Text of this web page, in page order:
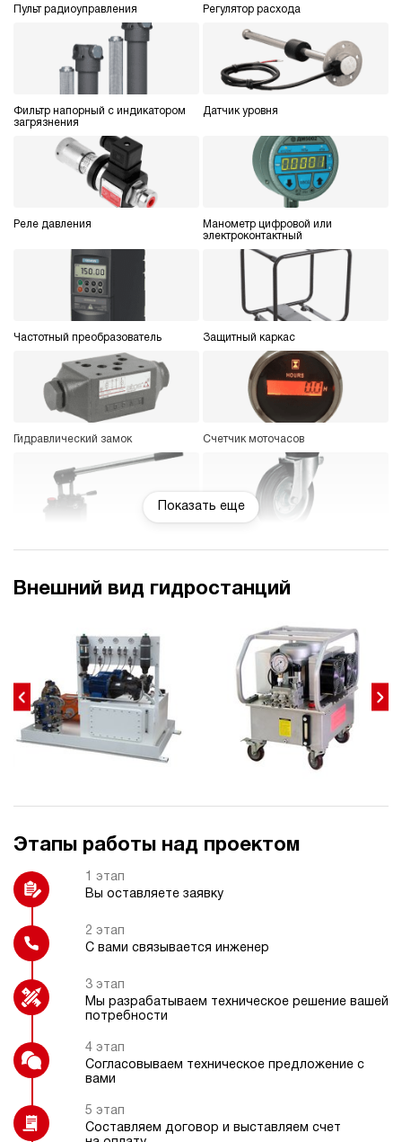
Пульт радиоуправления Регулятор расхода
Фильтр напорный с индикатором
загрязнения
Датчик уровня
Реле давления
Манометр цифровой или
электроконтактный
Частотный преобразователь Защитный каркас
Гидравлический замок Счетчик моточасов
Электрокоробка управления
(специальная)
Охладитель рабочей жидкости
Датчик давления Термометр
гидроинструментов
Дроссельный регулятор
Показать еще
Внешний вид гидростанций
Этапы работы над проектом
1 этап
Вы оставляете заявку
2 этап
С вами связывается инженер
3 этап
Мы разрабатываем техническое решение вашей
потребности
4 этап
Согласовываем техническое предложение с
вами
5 этап
Составляем договор и выставляем счет